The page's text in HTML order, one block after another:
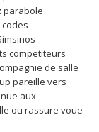
parabole
competiteurs
de salle
pareille vers
aux
ou rassure voue